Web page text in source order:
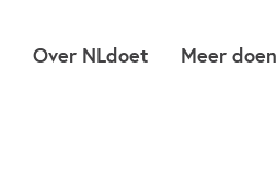
Over NLdoet Meer doen